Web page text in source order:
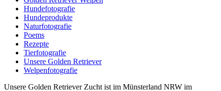
Hundefotografie
Hundeprodukte
Naturfotografie
Poems
Rezepte
Tierfotografie
Unsere Golden Retriever
Welpenfotografie
Unsere Golden Retriever Zucht ist im Münsterland NRW im